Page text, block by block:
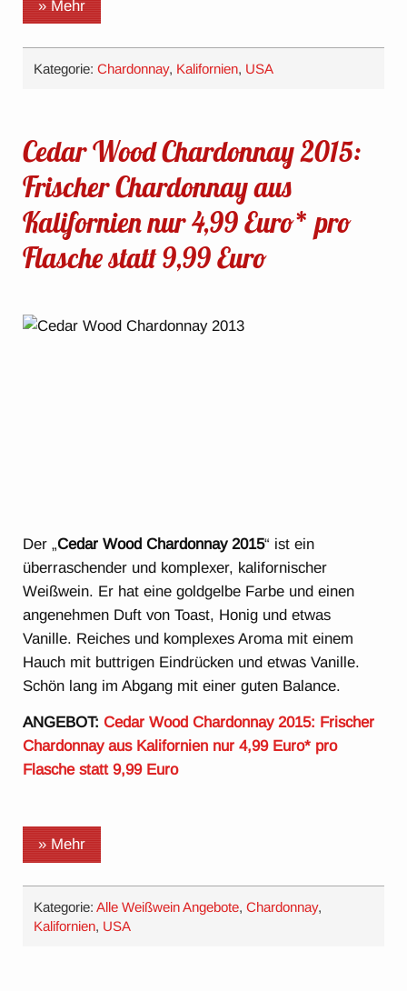
» Mehr
Kategorie:Chardonnay, Kalifornien, USA
Cedar Wood Chardonnay 2015:
Frischer Chardonnay aus
Kalifornien nur 4,99 Euro* pro
Flasche statt 9,99 Euro
Der „Cedar Wood Chardonnay 2015“ ist ein
überraschender und komplexer, kalifornischer
Weißwein. Er hat eine goldgelbe Farbe und einen
angenehmen Duft von Toast, Honig und etwas
Vanille. Reiches und komplexes Aroma mit einem
Hauch mit buttrigen Eindrücken und etwas Vanille.
Schön lang im Abgang mit einer guten Balance.
ANGEBOT:Cedar Wood Chardonnay 2015: Frischer
Chardonnay aus Kalifornien nur 4,99 Euro* pro
Flasche statt 9,99 Euro
» Mehr
Kategorie:Alle Weißwein Angebote,Chardonnay,
Kalifornien, USA